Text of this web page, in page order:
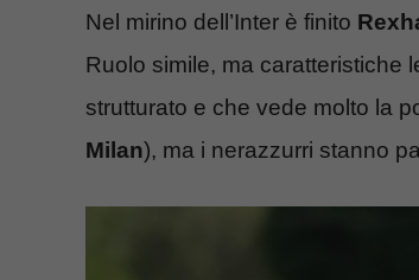
Nel mirino dell’Inter è finito
Ruolo simile, ma caratteristiche
strutturato e che vede molto la
Milan), ma i nerazzurri stanno